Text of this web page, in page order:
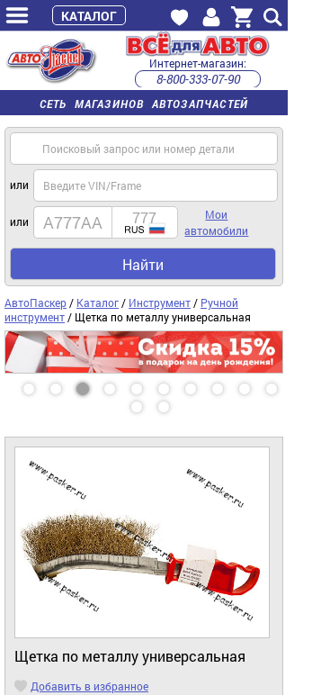
СЕТЬ МАГАЗИНОВ АВТОЗАПЧАСТЕЙ
Интернет-магазин:
8-800-333-07-90
часы работы с 9:00 до 22:00 (пн-пт)
или
или
Мои
автомобили
Найти
АвтоПаскер / Каталог / Инструмент / Ручной
инструмент / Щетка по металлу универсальная
Щетка по металлу универсальная
Добавить в избранное
КАТАЛОГ